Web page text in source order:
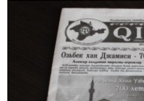
СПЕЦПРОЕКТИ
ДЕПОРТАЦІЯ
ВІДЕОУРОКИ «ELIFBE»
СВІДЧЕННЯ ОКУПАЦІЇ
УКРАЇНСЬКА ПРОБЛЕМА КРИМУ
ЯК ОБІЙТИ БЛОКУВАННЯ
Qırımtatar